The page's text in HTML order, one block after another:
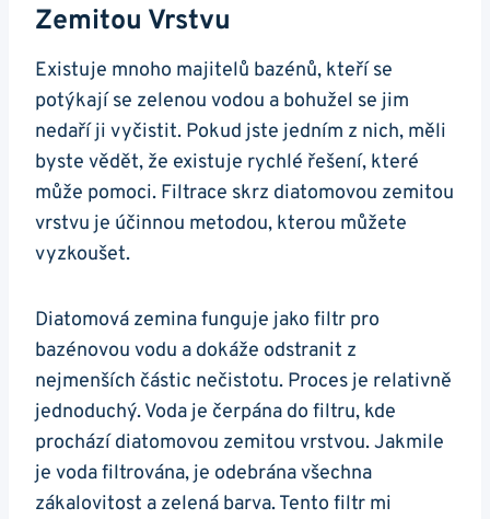
Zemitou Vrstvu
Existuje mnoho majitelů bazénů, kteří se
potýkají se zelenou vodou a bohužel se jim
nedaří ji vyčistit. Pokud jste jedním z nich, měli
byste vědět, že existuje rychlé řešení, které
může pomoci. Filtrace skrz diatomovou zemitou
vrstvu je účinnou metodou, kterou můžete
vyzkoušet.
Diatomová zemina funguje jako filtr pro
bazénovou vodu a dokáže odstranit z
nejmenších částic nečistotu. Proces je relativně
jednoduchý. Voda je čerpána do filtru, kde
prochází diatomovou zemitou vrstvou. Jakmile
je voda filtrována, je odebrána všechna
zákalovitost a zelená barva. Tento filtr mi